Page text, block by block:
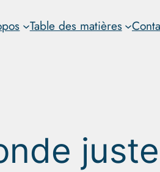
Table des matières
juste